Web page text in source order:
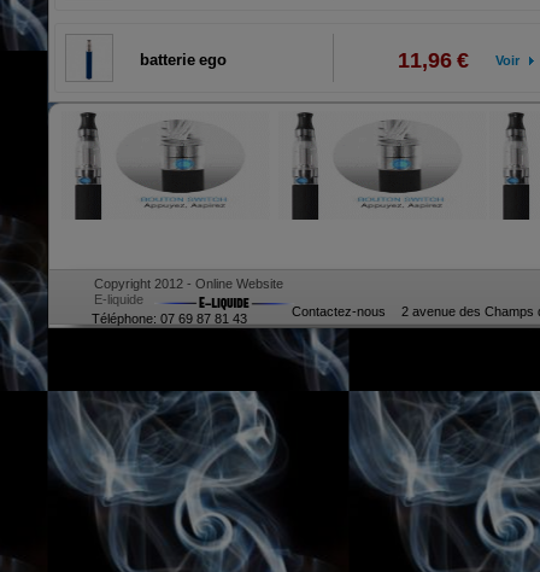
batterie ego 11,96 € Voir
Contactez-nous 2 avenue des Champs
Téléphone: 07 69 87 81 43
Copyright 2012 - Online Website
E-liquide